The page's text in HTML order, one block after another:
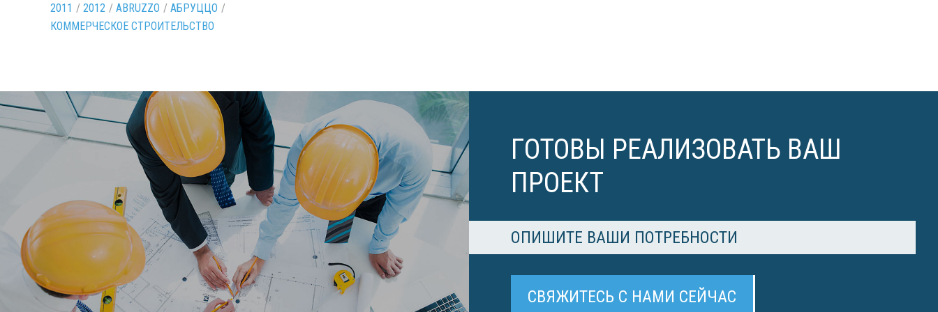
2011 / 2012 / ABRUZZO / АБРУЦЦО /
КОММЕРЧЕСКОЕ СТРОИТЕЛЬСТВО
ГОТОВЫ РЕАЛИЗОВАТЬ ВАШ
ПРОЕКТ
ОПИШИТЕ ВАШИ ПОТРЕБНОСТИ
СВЯЖИТЕСЬ С НАМИ СЕЙЧАС